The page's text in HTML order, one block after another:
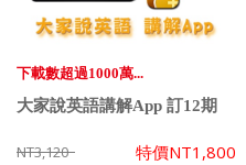
下載數超過1000萬...
大家說英語講解App 訂12期
NT3,120 特價NT1,800